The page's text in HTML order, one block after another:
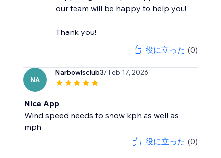
our team will be happy to help you!
Thank you!
役に立った (0)
NA
Narbowlsclub3/ Feb 17, 2026
Nice App
Wind speed needs to show kph as well as
mph
役に立った (0)